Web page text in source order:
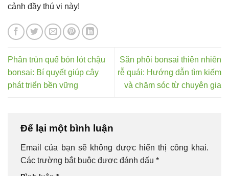
cảnh đầy thú vị này!
Phân trùn quế bón lót chậu
bonsai: Bí quyết giúp cây
phát triển bền vững
Săn phôi bonsai thiên nhiên
rễ quái: Hướng dẫn tìm kiếm
và chăm sóc từ chuyên gia
Để lại một bình luận
Email của bạn sẽ không được hiển thị công khai.
Các trường bắt buộc được đánh dấu *